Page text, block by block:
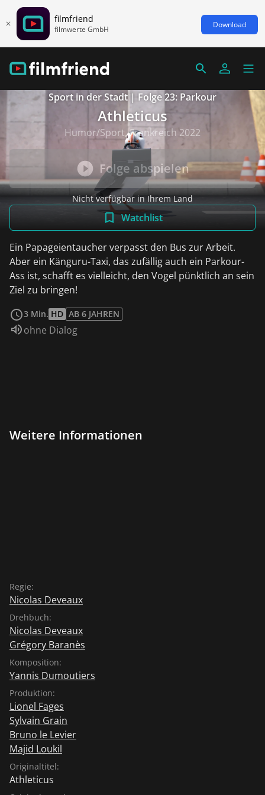
filmfriend
filmwerte GmbH Download
Sport in der Stadt | Folge 23: Parkour
Athleticus
Humor/Sport, Frankreich 2022
Folge abspielen
Nicht verfügbar in Ihrem Land
Watchlist
Ein Papageientaucher verpasst den Bus zur Arbeit.
Aber ein Känguru-Taxi, das zufällig auch ein Parkour-
Ass ist, schafft es vielleicht, den Vogel pünktlich an sein
Ziel zu bringen!
3 Min. HD AB 6 JAHREN
Sprache:
ohne Dialog
Weitere Informationen
Regie:
Nicolas Deveaux
Drehbuch:
Nicolas Deveaux
Grégory Baranès
Komposition:
Yannis Dumoutiers
Produktion:
Lionel Fages
Sylvain Grain
Bruno le Levier
Majid Loukil
Originaltitel:
Athleticus